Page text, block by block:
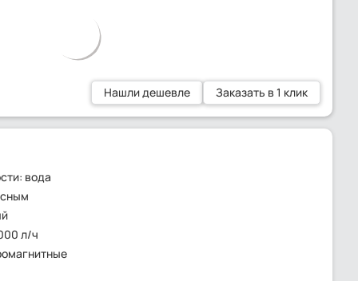
Нашли дешевле Заказать в 1 клик
вода
л/ч